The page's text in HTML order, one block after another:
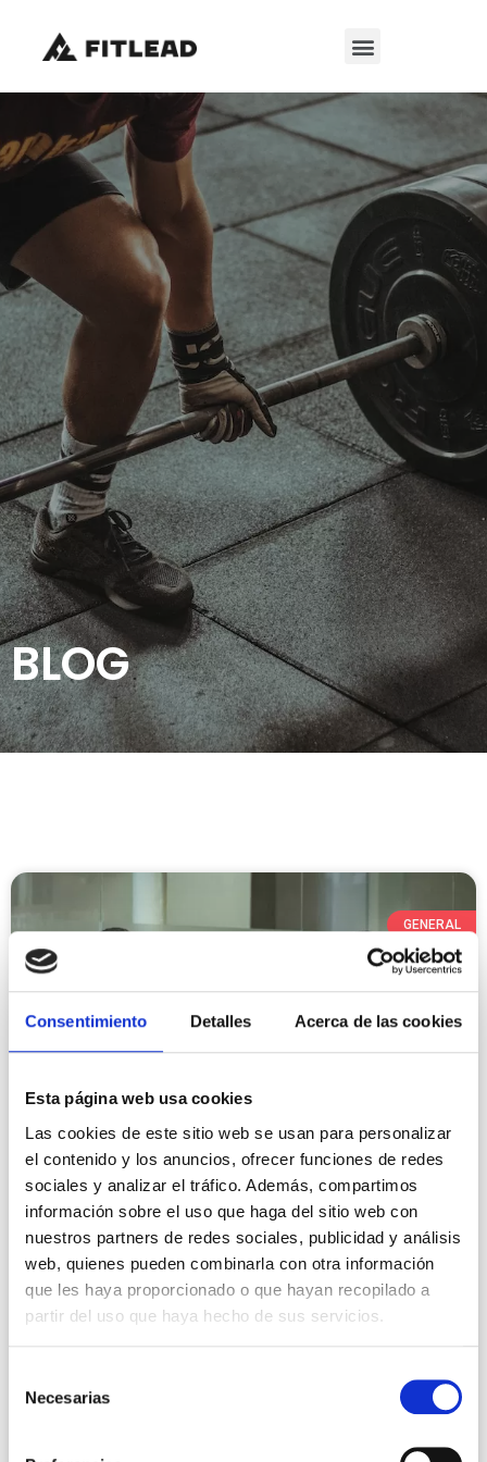
Consentimiento Detalles Acerca de las cookies
Esta página web usa cookies
Las cookies de este sitio web se usan para personalizar
el contenido y los anuncios, ofrecer funciones de redes
sociales y analizar el tráfico. Además, compartimos
información sobre el uso que haga del sitio web con
nuestros partners de redes sociales, publicidad y análisis
web, quienes pueden combinarla con otra información
que les haya proporcionado o que hayan recopilado a
partir del uso que haya hecho de sus servicios.
Necesarias
BLOG
GENERAL